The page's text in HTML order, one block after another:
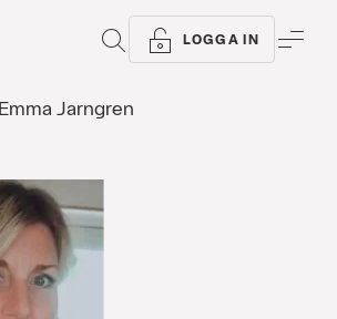
SÖK LOGGA IN
Emma Jarngren